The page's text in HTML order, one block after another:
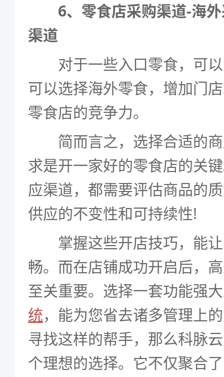
6、零食店采购渠道-海
渠道
对于一些入口零食，可以
可以选择海外零食，增加门
零食店的竞争力。
简而言之，选择合适的商
求是开一家好的零食店的关
应渠道，都需要评估商品的
供应的不变性和可持续性!
掌握这些开店技巧，能让
畅。而在店铺成功开启后，
至关重要。选择一套功能强
统，能为您省去诸多管理上
寻找这样的帮手，那么科脉
个理想的选择。它不仅聚合